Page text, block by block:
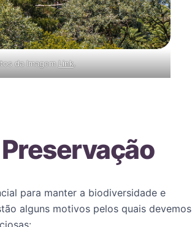
da ImagemLink.
para manter a biodiversidade e
alguns motivos pelos quais devemos